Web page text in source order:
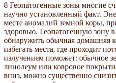
8 Геопатогенные зоны многие
научно установленный факт.
месте аномалий земной коры,
здоровью. Геопатогенную зону
обнаружить обычная домашняя
избегать места, где проходит
излучением поможет: обычное
линолеум или ковровое
вниз, можно существенно